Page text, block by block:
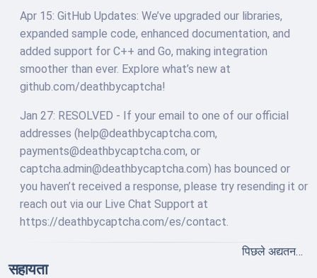
Apr 15: GitHub Updates: We’ve upgraded our libraries,
expanded sample code, enhanced documentation, and
added support for C++ and Go, making integration
smoother than ever. Explore what’s new at
github.com/deathbycaptcha!
Jan 27: RESOLVED - If your email to one of our official
addresses (help@deathbycaptcha.com,
payments@deathbycaptcha.com, or
captcha.admin@deathbycaptcha.com) has bounced or
you haven’t received a response, please try resending it or
reach out via our Live Chat Support at
https://deathbycaptcha.com/es/contact.
पिछले अद्यतन…
सहायता